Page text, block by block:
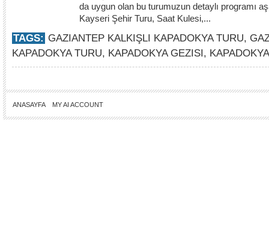
da uygun olan bu turumuzun detaylı programı
Kayseri Şehir Turu, Saat Kulesi,...
TAGS: GAZIANTEP KALKIŞLI KAPADOKYA TURU,
KAPADOKYA TURU, KAPADOKYA GEZISI,
ANASAYFA MY AI ACCOUNT